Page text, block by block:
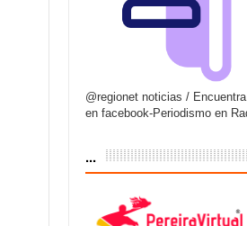
@regionet noticias /
en facebook-Periodismo en
...